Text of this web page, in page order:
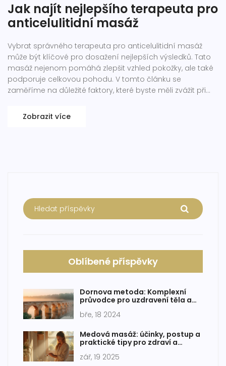
Jak najít nejlepšího terapeuta pro
anticelulitidní masáž
Vybrat správného terapeuta pro anticelulitidní masáž
může být klíčové pro dosažení nejlepších výsledků. Tato
masáž nejenom pomáhá zlepšit vzhled pokožky, ale také
podporuje celkovou pohodu. V tomto článku se
zaměříme na důležité faktory, které byste měli zvážit při
zkušeností. Poskytneme také několik užitečných tipů, jak
Zobrazit více
Oblíbené příspěvky
Dornova metoda: Komplexní
průvodce pro uzdravení těla a
bře, 18 2024
Medová masáž: účinky, postup a
praktické tipy pro zdraví a
zář, 19 2025